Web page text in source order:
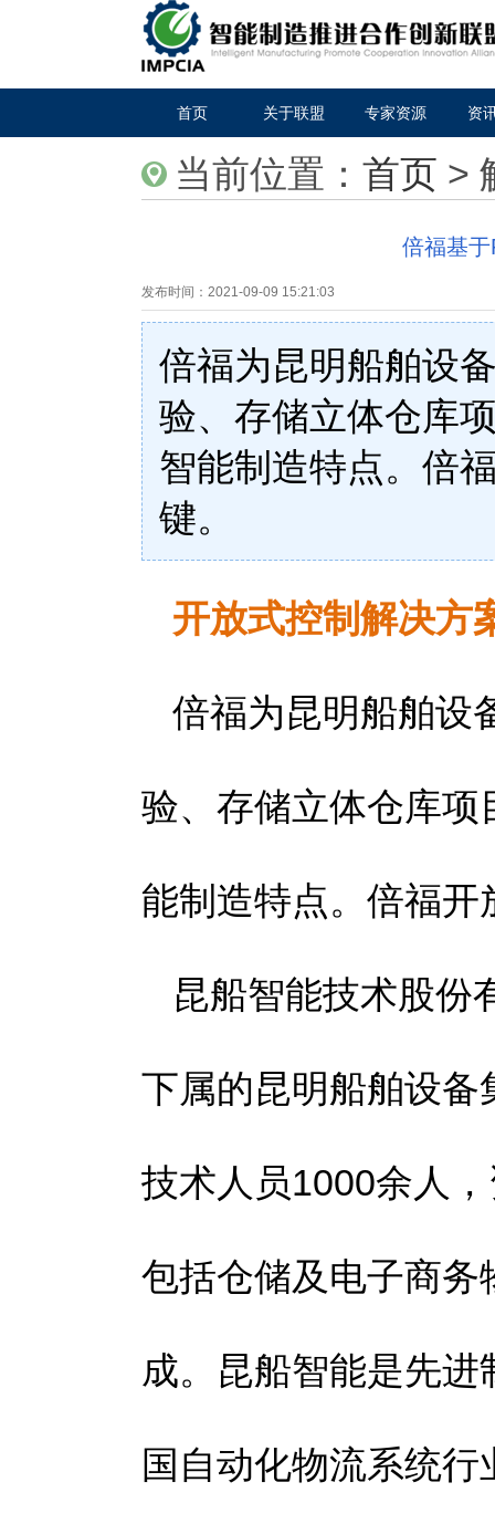
首页 关于联盟 专家资源 资
当前位置： 首页 >
倍福基
发布时间： 2021-09-09 15:21:03
倍福为昆明船舶设
验、存储立体仓库
智能制造特点。倍
键。
开放式控制解决方
倍福为昆明船舶设
验、存储立体仓库
能制造特点。倍福
昆船智能技术股份
下属的昆明船舶设
技术人员1000余人
包括仓储及电子商
成。昆船智能是先
国自动化物流系统